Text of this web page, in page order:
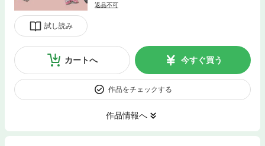
試し読み
返品不可
カートへ 今すぐ買う
作品をチェックする
作品情報へ